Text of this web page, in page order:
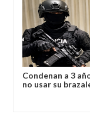
Condenan a 3
no usar su